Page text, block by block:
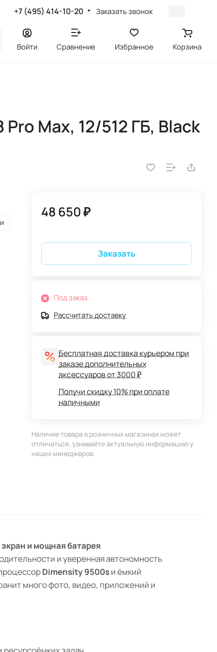
+7 (495) 414-10-20 Заказать звонок
Войти Сравнение Избранное Корзина
Max, 12/512 ГБ, Black
48 650 ₽
Заказать
Под заказ
Рассчитать доставку
Бесплатная доставка курьером при
заказе дополнительных
аксессуаров от 3000 ₽
Получи скидку 10% при оплате
наличными
Наличие товара в розничных магазинах может
отличаться, узнавайте актуальную информацию у
наших менеджеров.
и мощная батарея
и уверенная автономность
Dimensity 9500sи ёмкий
много фото, видео, приложений и